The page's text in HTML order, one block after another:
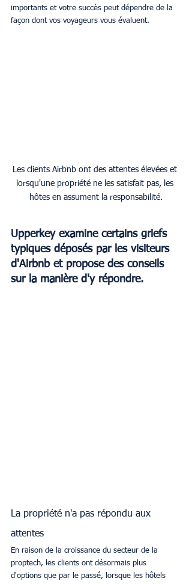
importants et votre succès peut dépendre de la
façon dont vos voyageurs vous évaluent.
Les clients Airbnb ont des attentes élevées et
lorsqu'une propriété ne les satisfait pas, les
hôtes en assument la responsabilité.
Upperkey examine certains griefs
typiques déposés par les visiteurs
d'Airbnb et propose des conseils
sur la manière d'y répondre.
La propriété n'a pas répondu aux
attentes
En raison de la croissance du secteur de la
proptech, les clients ont désormais plus
d'options que par le passé, lorsque les hôtels